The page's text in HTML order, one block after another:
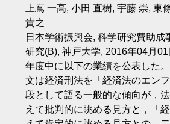
上嶌 一高, 小田 直樹, 宇藤 崇, 東
貴之
日本学術振興会, 科学研究費助成
研究(B), 神戸大学, 2016年04月
年度中に以下の業績を公表した
文は経済刑法を「経済法のエン
段として語る一般的な傾向が，
えて批判的に眺める見方と，「